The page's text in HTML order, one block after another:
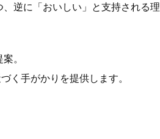
逆に「おいしい」と支持される理
。
く手がかりを提供します。